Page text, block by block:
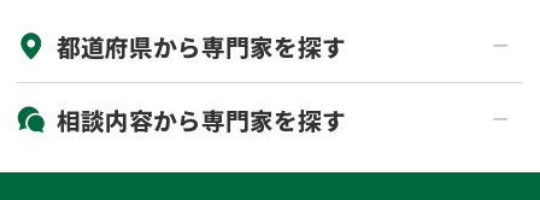
初回相談無料
土日祝の相談可能
都道府県から専門家を探す
北海道・東北
北海道 青森県
関東
相談内容から専門家を探す